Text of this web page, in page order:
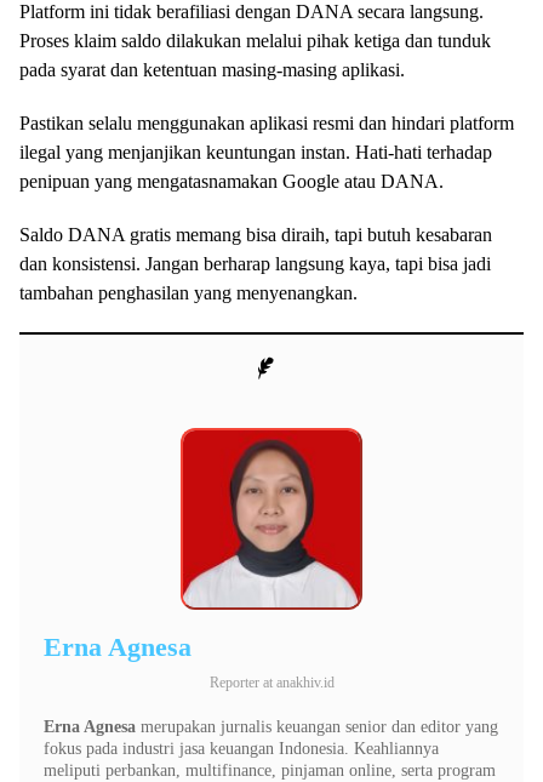
Platform ini tidak berafiliasi dengan DANA secara langsung.
Proses klaim saldo dilakukan melalui pihak ketiga dan tunduk
pada syarat dan ketentuan masing-masing aplikasi.
Pastikan selalu menggunakan aplikasi resmi dan hindari platform
ilegal yang menjanjikan keuntungan instan. Hati-hati terhadap
penipuan yang mengatasnamakan Google atau DANA.
Saldo DANA gratis memang bisa diraih, tapi butuh kesabaran
dan konsistensi. Jangan berharap langsung kaya, tapi bisa jadi
tambahan penghasilan yang menyenangkan.
Erna Agnesa
Reporter at anakhiv.id
Erna Agnesa merupakan jurnalis keuangan senior dan editor yang
fokus pada industri jasa keuangan Indonesia. Keahliannya
meliputi perbankan, multifinance, pinjaman online, serta program